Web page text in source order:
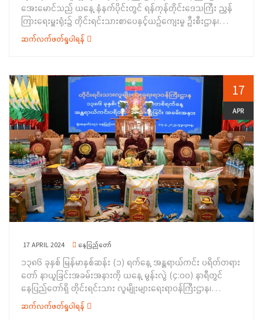
အေးမောင်သည် ယနေ့ နံနက်ပိုင်းတွင် ရန်ကုန်တိုင်းဒေသကြီး ညွှန်
ကြားရေးမှူးရုံး၌ တိုင်းရင်းသားစာပေနှင့်ယဉ်ကျေးမှု ဦးစီးဌာန၊
ညွှန်ကြားရေးမှူးချုပ်၊ တိုင်းရင်းသားစာပေနှင့်ယဉ်ကျေးမှုဦးစီးဌာန၊
ညွှန်ကြားရေးမှူး၊ တိုင်းရင်းသားအခွင့်အရေးများကာကွယ်စောင့်ရှောက်
ကျေးရွာ(ရန်ကုန်) ဒုတိယညွှန်ကြားရေးမှူး နှင့် ဝန်ထမ်းများအား
တွေ့ဆုံခဲ့ပါသည်။ ရှေးဦးစွာ ဒုတိယဝန်ကြီးက အမှာစကားပြောကြား
ရာတွင် ဝန်ထမ်းများသည် မိမိတို့ ရာထူး အဆင့်နှင့်လျော်ညီစွာ
အရည်အသွေး ပြည့်ဝပြီး စွမ်းဆောင်ရည် မြင့်မားကြရန် လိုအပ်ပါ
ကြောင်း ၊ နိုင်ငံတော်ဘတ်ဂျက် ရန်ပုံငွေများကိုလည်း ဘဏ္ဍာရေး
စည်းမျဉ်း၊ လုပ်ထုံးလုပ်နည်းများ နှင့်အညီ စနစ်တကျ မှန်ကန်စွာ
သုံးစွဲရေး၊&nbsp; အလေလွင့်ဆုံးရှုံးမှုမရှိစေရေး၊ နိုင်ငံ့ဝန်ထမ်းများ
ဖြစ်သည့်အတွက် နိုင်ငံ့ဝန်ထမ်း ဉပဒေနှင့် နည်းဉပဒေများ၊ နိုင်ငံ့
ဝန်ထမ်းသစ္စာ အဓိဌာန် (၆)ချက်နှင့် နိုင်ငံ့ဝန်ထမ်း ကျင့်ဝတ်များကို
အလေးထား လိုက်နာဆောင်ရွက်ကြရန်၊ နိုင်ငံတော်၏ ရှေ့
လုပ်ငန်းစဉ်(၅)ရပ်၊ ဦးတည်ချက်(၉)ရပ်နှင့်အညီ ဝန်ကြီးဌာနက
၂၀၂၄-၂၀၂၅ ဘဏ္ဍာရေးနှစ်တွင် ဆောင်ရွက်နေသည့် အမျိုးသား
လုပ်ငန်းများကို အားသွန်ခွန်စိုက် ကြိုးစားဆောင်ရွက်ကြရန်နှင့်
ကြိုးစားဆောင်ရွက်ကြရန် လမ်းညွှန်မှာကြားခဲ့ပါသည်။ ထို့နောက်
ရန်ကုန်တိုင်းဒေသကြီး တိုင်းရင်းသားစာပေနှင့် ယဉ်ကျေးမှုဦးစီးဌာန၊
ညွှန်ကြားရေးမှူးနှင့် တိုင်းရင်းသားအခွင့်အရေးများ ကာကွယ်
စောင့်ရှောက်ရေးဦးစီးဌာနမှ ညွှန်ကြားရေးမှူးများက လုပ်ငန်း
ဆက်လက်ဖတ်ရှုပါရန်
17
APR
17 APRIL 2024 နေပြည်တော်
၁၃၈၆ ခုနှစ် မြန်မာနှစ်ဆန်း (၁) ရက်နေ့ အန္တရာယ်ကင်း ပရိတ်တရား
တော် နာယူခြင်းအခမ်းအနားကို ယနေ့ မွန်းလွဲ (၄:၀၀) နာရီတွင်
နေပြည်တော်ရှိ တိုင်းရင်းသား လူမျိုးများရေးရာဝန်ကြီးဌာန၊
အစည်းအဝေးခန်းမ၌ ကျင်းပရာ တိုင်းရင်းသားလူမျိုးများ ရေးရာ
ဝန်ကြီးဌာန ဒုတိယဝန်ကြီး ဦးဇော်အေးမောင်၊ ဇနီးနှင့်မိသားစု၊
ဆက်လက်ဖတ်ရှုပါရန်